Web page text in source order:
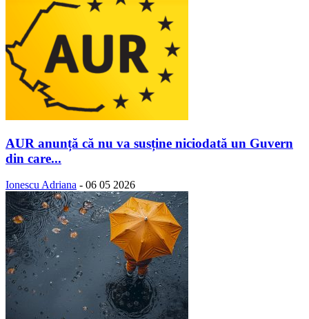
AUR anunță că nu va susține niciodată un Guvern
din care...
Ionescu Adriana - 06 05 2026